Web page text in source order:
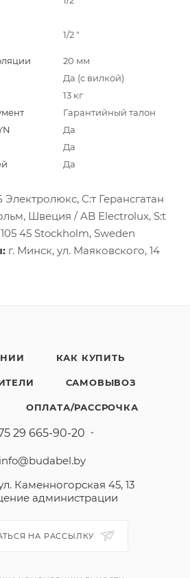
1/2 "
20 мм
Да (с вилкой)
13 кг
Гарантийный талон
Да
Да
Да
Электролюкс, С:т Герансгатан
Швеция / AB Electrolux, S:t
45 Stockholm, Sweden
г. Минск, ул. Маяковского, 14
КАК КУПИТЬ
САМОВЫВОЗ
ОПЛАТА/РАССРОЧКА
29 665-90-20
info@budabel.by
Каменногорская 45, 13
администрации
НА РАССЫЛКУ